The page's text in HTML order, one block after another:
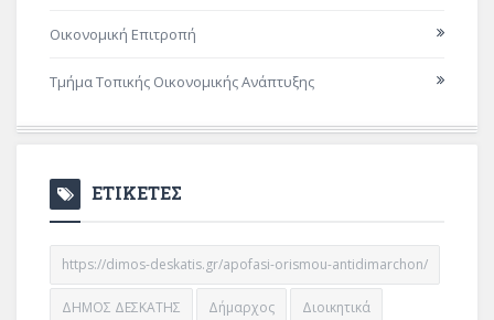
Οικονομική Επιτροπή
Τμήμα Τοπικής Οικονομικής Ανάπτυξης
ΕΤΙΚΕΤΕΣ
https://dimos-deskatis.gr/apofasi-orismou-antidimarchon/
ΔΗΜΟΣ ΔΕΣΚΑΤΗΣ Δήμαρχος Διοικητικά